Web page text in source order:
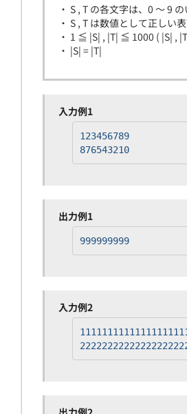
・ S , T の各文字は、0 〜 9
・ S , T は数値として正しい
・ 1 ≦ |S| , |T| ≦ 1000 ( |S| ,
・ |S| = |T|
入力例1
123456789
876543210
出力例1
999999999
入力例2